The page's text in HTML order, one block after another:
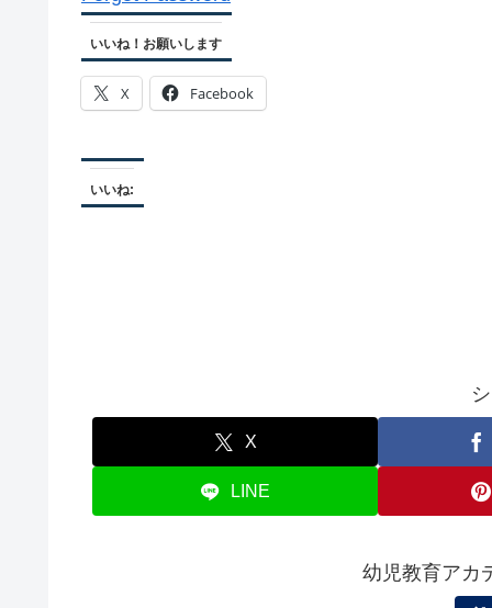
いいね！お願いします
X Facebook
いいね:
X
LINE
幼児教育アカ